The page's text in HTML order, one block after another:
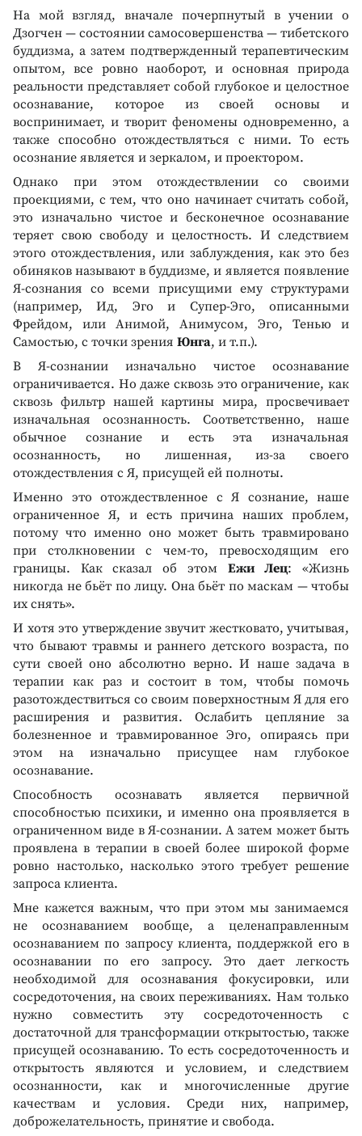
На мой взгляд, вначале почерпнутый в учении о
Дзогчен — состоянии самосовершенства — тибетского
буддизма, а затем подтвержденный терапевтическим
опытом, все ровно наоборот, и основная природа
реальности представляет собой глубокое и целостное
осознавание, которое из своей основы и
воспринимает, и творит феномены одновременно, а
также способно отождествляться с ними. То есть
осознание является и зеркалом, и проектором.
Однако при этом отождествлении со своими
проекциями, с тем, что оно начинает считать собой,
это изначально чистое и бесконечное осознавание
теряет свою свободу и целостность. И следствием
этого отождествления, или заблуждения, как это без
обиняков называют в буддизме, и является появление
Я-сознания со всеми присущими ему структурами
(например, Ид, Эго и Супер-Эго, описанными
Фрейдом, или Анимой, Анимусом, Эго, Тенью и
Самостью, с точки зрения Юнга, и т.п.).
В Я-сознании изначально чистое осознавание
ограничивается. Но даже сквозь это ограничение, как
сквозь фильтр нашей картины мира, просвечивает
изначальная осознанность. Соответственно, наше
обычное сознание и есть эта изначальная
осознанность, но лишенная, из-за своего
отождествления с Я, присущей ей полноты.
Именно это отождествленное с Я сознание, наше
ограниченное Я, и есть причина наших проблем,
потому что именно оно может быть травмировано
при столкновении с чем-то, превосходящим его
границы. Как сказал об этом Ежи Лец: «Жизнь
никогда не бьёт по лицу. Она бьёт по маскам — чтобы
их снять».
И хотя это утверждение звучит жестковато, учитывая,
что бывают травмы и раннего детского возраста, по
сути своей оно абсолютно верно. И наше задача в
терапии как раз и состоит в том, чтобы помочь
разотождествиться со своим поверхностным Я для его
расширения и развития. Ослабить цепляние за
болезненное и травмированное Эго, опираясь при
этом на изначально присущее нам глубокое
осознавание.
Способность осознавать является первичной
способностью психики, и именно она проявляется в
ограниченном виде в Я-сознании. А затем может быть
проявлена в терапии в своей более широкой форме
ровно настолько, насколько этого требует решение
запроса клиента.
Мне кажется важным, что при этом мы занимаемся
не осознаванием вообще, а целенаправленным
осознаванием по запросу клиента, поддержкой его в
осознавании по его запросу. Это дает легкость
необходимой для осознавания фокусировки, или
сосредоточения, на своих переживаниях. Нам только
нужно совместить эту сосредоточенность с
достаточной для трансформации открытостью, также
присущей осознаванию. То есть сосредоточенность и
открытость являются и условием, и следствием
осознанности, как и многочисленные другие
качествам и условия. Среди них, например,
доброжелательность, принятие и свобода.